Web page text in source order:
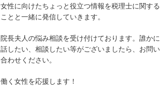
女性に向けたちょっと役立つ情報を税理士に関する
ことと一緒に発信していきます。
院長夫人の悩み相談を受け付けております。誰かに
話したい、相談したい等がございましたら、お問い
合わせください。
働く女性を応援します！